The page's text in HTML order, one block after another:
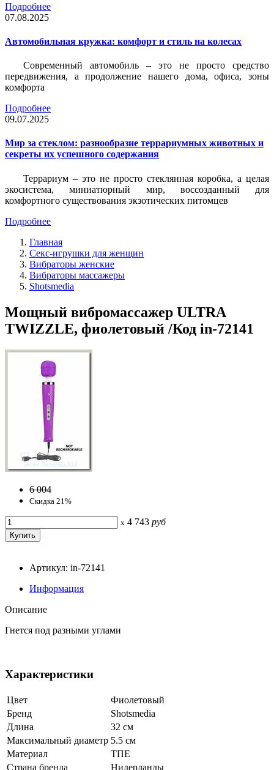
Подробнее
07.08.2025
Автомобильная кружка: комфорт и стиль на колесах
Современный автомобиль – это не просто средство
передвижения, а продолжение нашего дома, офиса, зоны
комфорта
Подробнее
09.07.2025
Мир за стеклом: разнообразие террариумных животных и
секреты их успешного содержания
Террариум – это не просто стеклянная коробка, а целая
экосистема, миниатюрный мир, воссозданный для
комфортного существования экзотических питомцев
Подробнее
Главная
Секс-игрушки для женщин
Вибраторы женские
Вибраторы массажеры
Shotsmedia
Мощный вибромассажер ULTRA
TWIZZLE, фиолетовый /Код in-72141
6 004
Скидка 21%
x 4 743 руб
Артикул: in-72141
Информация
Описание
Гнется под разными углами
Характеристики
Цвет
Фиолетовый
Бренд
Shotsmedia
Длина
32 см
Максимальный диаметр 5.5 см
Материал
ТПЕ
Страна бренда
Нидерланды